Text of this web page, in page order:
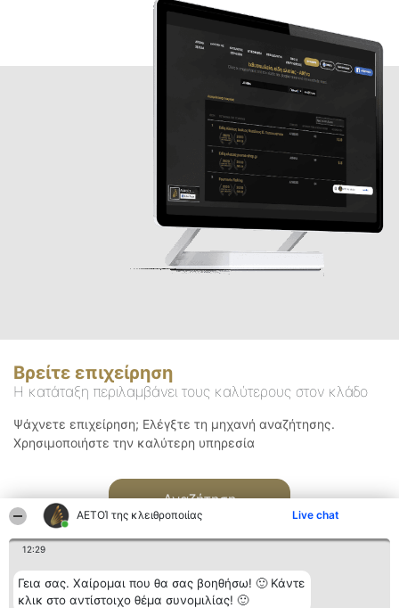
ΑΕΤΟΊ της κλειθροποιίας Live chat
12:29
Γεια σας. Χαίρομαι που θα σας βοηθήσω! 🙂 Κάντε
κλικ στο αντίστοιχο θέμα συνομιλίας! 🙂
Βρείτε επιχείρηση
Η κατάταξη περιλαμβάνει τους καλύτερους στον κλάδο
Ψάχνετε επιχείρηση; Ελέγξτε τη μηχανή αναζήτησης.
Χρησιμοποιήστε την καλύτερη υπηρεσία
Αναζήτηση